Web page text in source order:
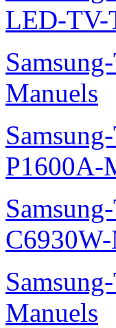
LED-TV-
Manuels
P1600A-
Manuels